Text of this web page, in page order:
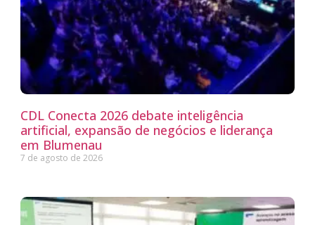
CDL Conecta 2026 debate inteligência
artificial, expansão de negócios e liderança
em Blumenau
7 de agosto de 2026